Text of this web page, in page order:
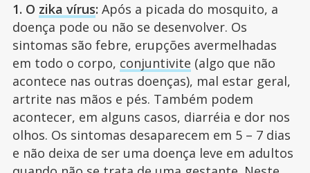
1. O zika vírus: Após a picada do mosquito, a
doença pode ou não se desenvolver. Os
sintomas são febre, erupções avermelhadas
em todo o corpo, conjuntivite (algo que não
acontece nas outras doenças), mal estar geral,
artrite nas mãos e pés. Também podem
acontecer, em alguns casos, diarréia e dor nos
olhos. Os sintomas desaparecem em 5 – 7 dias
e não deixa de ser uma doença leve em adultos